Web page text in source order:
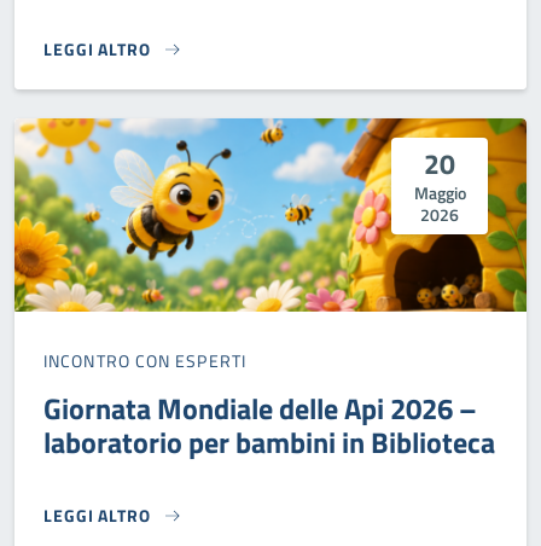
LEGGI ALTRO
ESTATE CONCERTO IN ORTO: UN POMERIGGIO TRA NATURA
20
Maggio
2026
INCONTRO CON ESPERTI
Giornata Mondiale delle Api 2026 –
laboratorio per bambini in Biblioteca
LEGGI ALTRO
GIORNATA MONDIALE DELLE API 2026 – LABORATORIO